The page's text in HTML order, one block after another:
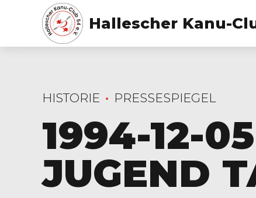
Hallescher Kanu-
HISTORIE PRESSESPIEGEL
1994-12-
JUGEND